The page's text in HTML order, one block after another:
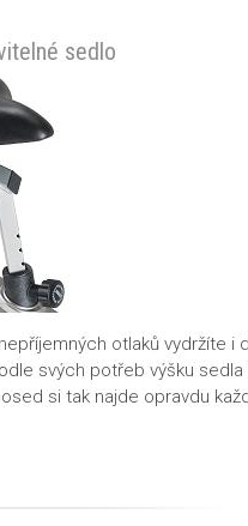
sedlo
otlaků vydržíte i
svých potřeb výšku sedla
si tak najde opravdu